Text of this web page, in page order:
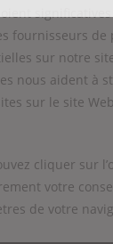
fournisseurs
sur notre
nous aident à
sur le site Web.
cliquer sur
votre
de votre